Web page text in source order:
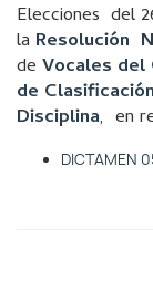
Elecciones del
la Resolución
de Vocales del
de
Disciplina, en
DICTAMEN